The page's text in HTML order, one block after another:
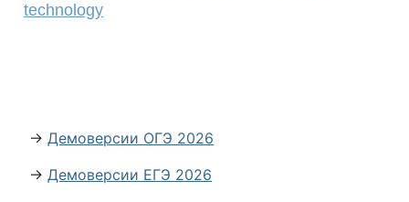
technology
→ Демоверсии ОГЭ 2026
→ Демоверсии ЕГЭ 2026